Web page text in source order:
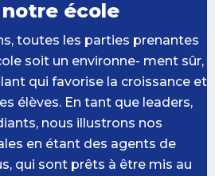
école
toutes les parties prenantes
soit un environne- ment sûr,
qui favorise la croissance et
élèves. En tant que leaders,
nous illustrons nos
en étant des agents de
qui sont prêts à être mis au